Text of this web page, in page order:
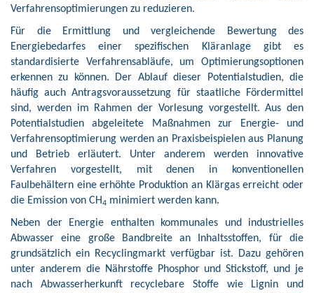
Verfahrensoptimierungen zu reduzieren.
Für die Ermittlung und vergleichende Bewertung des
Energiebedarfes einer spezifischen Kläranlage gibt es
standardisierte Verfahrensabläufe, um Optimierungsoptionen
erkennen zu können. Der Ablauf dieser Potentialstudien, die
häufig auch Antragsvoraussetzung für staatliche Fördermittel
sind, werden im Rahmen der Vorlesung vorgestellt. Aus den
Potentialstudien abgeleitete Maßnahmen zur Energie- und
Verfahrensoptimierung werden an Praxisbeispielen aus Planung
und Betrieb erläutert. Unter anderem werden innovative
Verfahren vorgestellt, mit denen in konventionellen
Faulbehältern eine erhöhte Produktion an Klärgas erreicht oder
die Emission von CH4 minimiert werden kann.
Neben der Energie enthalten kommunales und industrielles
Abwasser eine große Bandbreite an Inhaltsstoffen, für die
grundsätzlich ein Recyclingmarkt verfügbar ist. Dazu gehören
unter anderem die Nährstoffe Phosphor und Stickstoff, und je
nach Abwasserherkunft recyclebare Stoffe wie Lignin und